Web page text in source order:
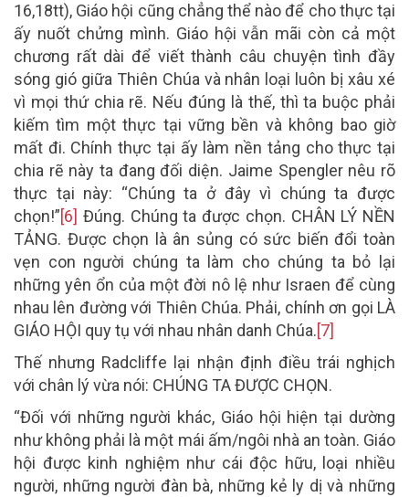
16,18tt), Giáo hội cũng chẳng thể nào để cho thực tại
ấy nuốt chửng mình. Giáo hội vẫn mãi còn cả một
chương rất dài để viết thành câu chuyện tình đầy
sóng gió giữa Thiên Chúa và nhân loại luôn bị xâu xé
vì mọi thứ chia rẽ. Nếu đúng là thế, thì ta buộc phải
kiếm tìm một thực tại vững bền và không bao giờ
mất đi. Chính thực tại ấy làm nền tảng cho thực tại
chia rẽ này ta đang đối diện. Jaime Spengler nêu rõ
thực tại này: “Chúng ta ở đây vì chúng ta được
chọn!”[6] Đúng. Chúng ta được chọn. CHÂN LÝ NỀN
TẢNG. Được chọn là ân sủng có sức biến đổi toàn
vẹn con người chúng ta làm cho chúng ta bỏ lại
những yên ổn của một đời nô lệ như Israen để cùng
nhau lên đường với Thiên Chúa. Phải, chính ơn gọi LÀ
GIÁO HỘI quy tụ với nhau nhân danh Chúa.[7]
Thế nhưng Radcliffe lại nhận định điều trái nghịch
với chân lý vừa nói: CHÚNG TA ĐƯỢC CHỌN.
“Đối với những người khác, Giáo hội hiện tại dường
như không phải là một mái ấm/ngôi nhà an toàn. Giáo
hội được kinh nghiệm như cái độc hữu, loại nhiều
người, những người đàn bà, những kẻ ly dị và những